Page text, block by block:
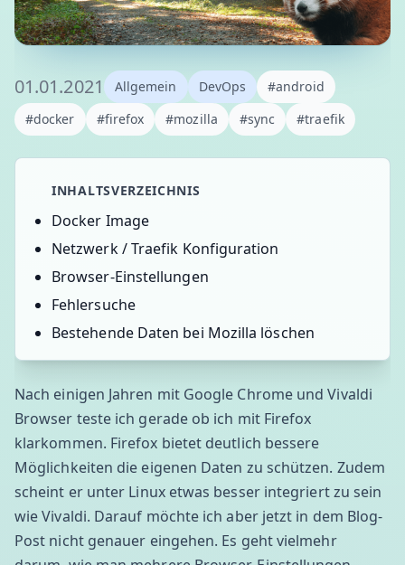
01.01.2021 Allgemein DevOps
#android
#docker
#firefox #mozilla #sync #traefik
INHALTSVERZEICHNIS
Docker Image
Netzwerk / Traefik Konfiguration
Browser-Einstellungen
Fehlersuche
Bestehende Daten bei Mozilla löschen
Nach einigen Jahren mit Google Chrome undVivaldi
Browser teste ich gerade ob ich mit Firefox
klarkommen. Firefox bietet deutlich bessere
Möglichkeiten die eigenen Daten zu schützen. Zudem
scheint er unter Linux etwas besser integriert zu sein
wie Vivaldi. Darauf möchte ich aber jetzt in dem Blog-
Post nicht genauer eingehen. Es geht vielmehr